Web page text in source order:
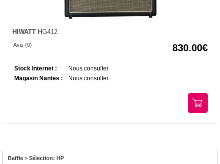
HIWATT HG412
Avis (0) 830.00
Stock Internet :
Nous consulter
Magasin Nantes :
Nous consulter
Baffle > Sélection: HP